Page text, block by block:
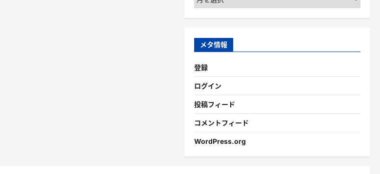
ー
カ
ブ
メタ情報
登録
ログイン
投稿フィード
コメントフィード
WordPress.org